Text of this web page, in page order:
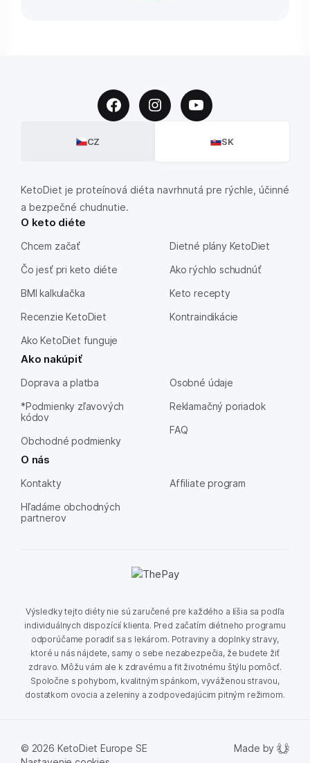
CZ SK
KetoDiet je proteínová diéta navrhnutá pre rýchle, účinné
a bezpečné chudnutie.
O keto diéte
Chcem začať
Čo jesť pri keto diéte
BMI kalkulačka
Recenzie KetoDiet
Ako KetoDiet funguje
Dietné plány KetoDiet
Ako rýchlo schudnúť
Keto recepty
Kontraindikácie
Ako nakúpiť
Doprava a platba
*Podmienky zľavových
kódov
Obchodné podmienky
Osobné údaje
Reklamačný poriadok
FAQ
O nás
Kontakty
Hľadáme obchodných
partnerov
Affiliate program
Výsledky tejto diéty nie sú zaručené pre každého a líšia sa podľa
individuálnych dispozícií klienta. Pred začatím diétneho programu
odporúčame poradiť sa s lekárom. Potraviny a doplnky stravy,
ktoré u nás nájdete, samy o sebe nezabezpečia, že budete žiť
zdravo. Môžu vám ale k zdravému a fit životnému štýlu pomôcť.
Spoločne s pohybom, kvalitným spánkom, vyváženou stravou,
dostatkom ovocia a zeleniny a zodpovedajúcim pitným režimom.
© 2026 KetoDiet Europe SE
Made by